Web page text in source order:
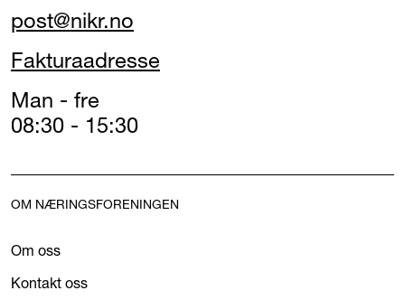
post@nikr.no
Fakturaadresse
Man - fre
08:30 - 15:30
OM NÆRINGSFORENINGEN
Om oss
Kontakt oss